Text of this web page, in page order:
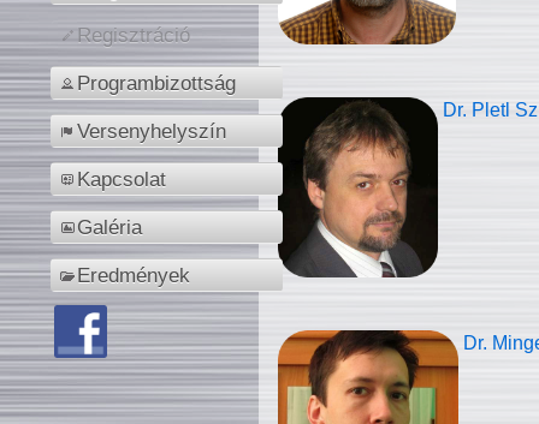
Regisztráció
Programbizottság
Versenyhelyszín
Kapcsolat
Galéria
Eredmények
Dr. Pletl
Dr.